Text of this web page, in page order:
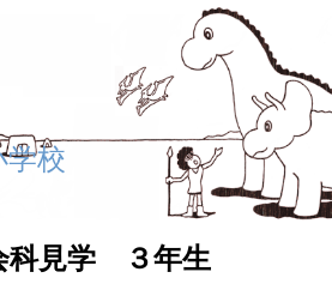
学校
科見学 ３年生